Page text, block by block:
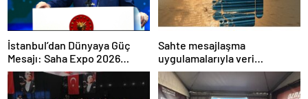
İstanbul’dan Dünyaya Güç
Mesajı: Saha Expo 2026
Rekorlarla Kapılarını Kapattı
Sahte mesajlaşma
uygulamalarıyla veri
sızdırıyorlar- Haber Şafak